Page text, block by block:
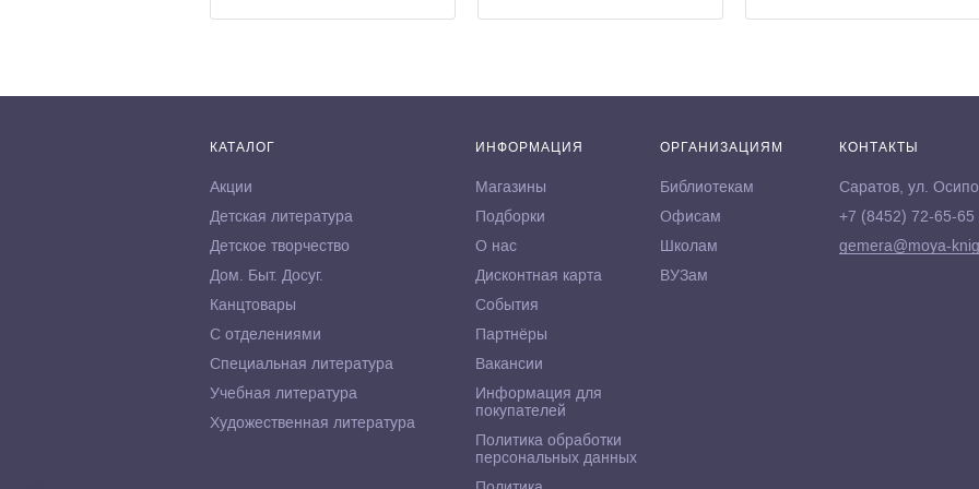
КАТАЛОГ
Акции
Детская литература
Детское творчество
Дом. Быт. Досуг.
Канцтовары
С отделениями
Специальная литература
Учебная литература
Художественная литература
ИНФОРМАЦИЯ
Магазины
Подборки
О нас
Дисконтная карта
События
Партнёры
Вакансии
Информация для
покупателей
Политика обработки
персональных данных
ОРГАНИЗАЦИЯМ
Библиотекам
Офисам
Школам
ВУЗам
КОНТАКТЫ
Саратов, ул.
+7 (8452) 72-65-65
gemera@moya-